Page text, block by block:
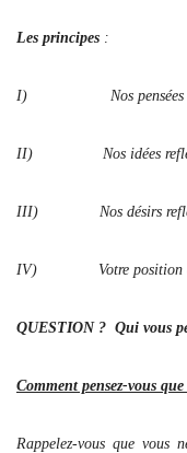
Les principes :
I) Nos pensées
II) Nos idées
III) Nos désirs
IV) Votre position dans
QUESTION ? Qui vous
Comment pensez-vous
Rappelez-vous que vous